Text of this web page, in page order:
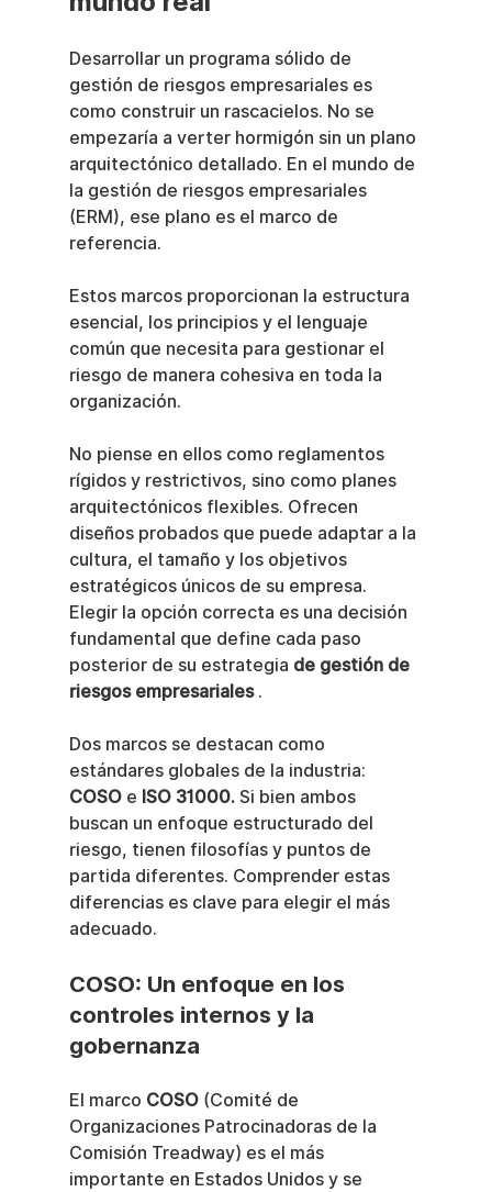
Desarrollar un programa sólido de
gestión de riesgos empresariales es
como construir un rascacielos. No se
empezaría a verter hormigón sin un plano
arquitectónico detallado. En el mundo de
la gestión de riesgos empresariales
(ERM), ese plano es el marco de
referencia.
Estos marcos proporcionan la estructura
esencial, los principios y el lenguaje
común que necesita para gestionar el
riesgo de manera cohesiva en toda la
organización.
No piense en ellos como reglamentos
rígidos y restrictivos, sino como planes
arquitectónicos flexibles. Ofrecen
diseños probados que puede adaptar a la
cultura, el tamaño y los objetivos
estratégicos únicos de su empresa.
Elegir la opción correcta es una decisión
fundamental que define cada paso
posterior de su estrategia de gestión de
riesgos empresariales .
Dos marcos se destacan como
estándares globales de la industria:
COSO e ISO 31000. Si bien ambos
buscan un enfoque estructurado del
riesgo, tienen filosofías y puntos de
partida diferentes. Comprender estas
diferencias es clave para elegir el más
adecuado.
COSO: Un enfoque en los
controles internos y la
gobernanza
El marco COSO (Comité de
Organizaciones Patrocinadoras de la
Comisión Treadway) es el más
importante en Estados Unidos y se